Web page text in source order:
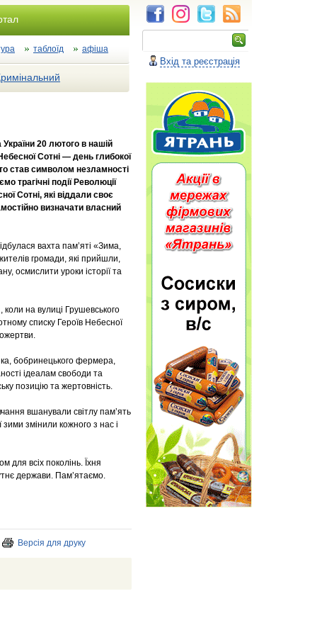
таблоїд афіша
20 лютого в нашій
Сотні — день глибокої
став символом незламності
трагічні події Революції
Сотні, які віддали своє
визначати власний
вахта пам’яті «Зима,
громади, які прийшли,
осмислити уроки історії та
коли на вулиці Грушевського
списку Героїв Небесної
бобринецького фермера,
ідеалам свободи та
позицію та жертовність.
вшанували світлу пам’ять
змінили кожного з нас і
для всіх поколінь. Їхня
держави. Пам’ятаємо.
Версія для друку
Вхід та реєстрація